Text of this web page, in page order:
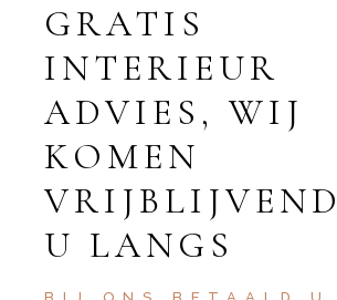
GRATIS
INTERIEUR
ADVIES, WIJ
KOMEN
U LANGS